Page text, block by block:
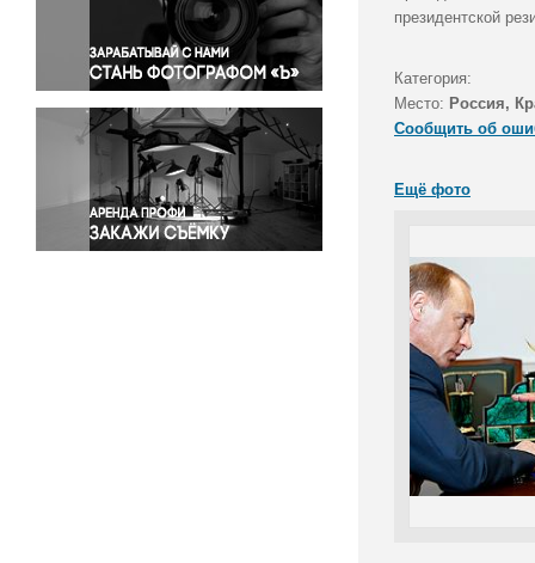
Правосудие
Происшествия и конфликты
Религия
Светская жизнь
Спорт
Экология
Экономика и бизнес
президентской
Категория:
Место: Россия,
Сообщить об
Ещё фото